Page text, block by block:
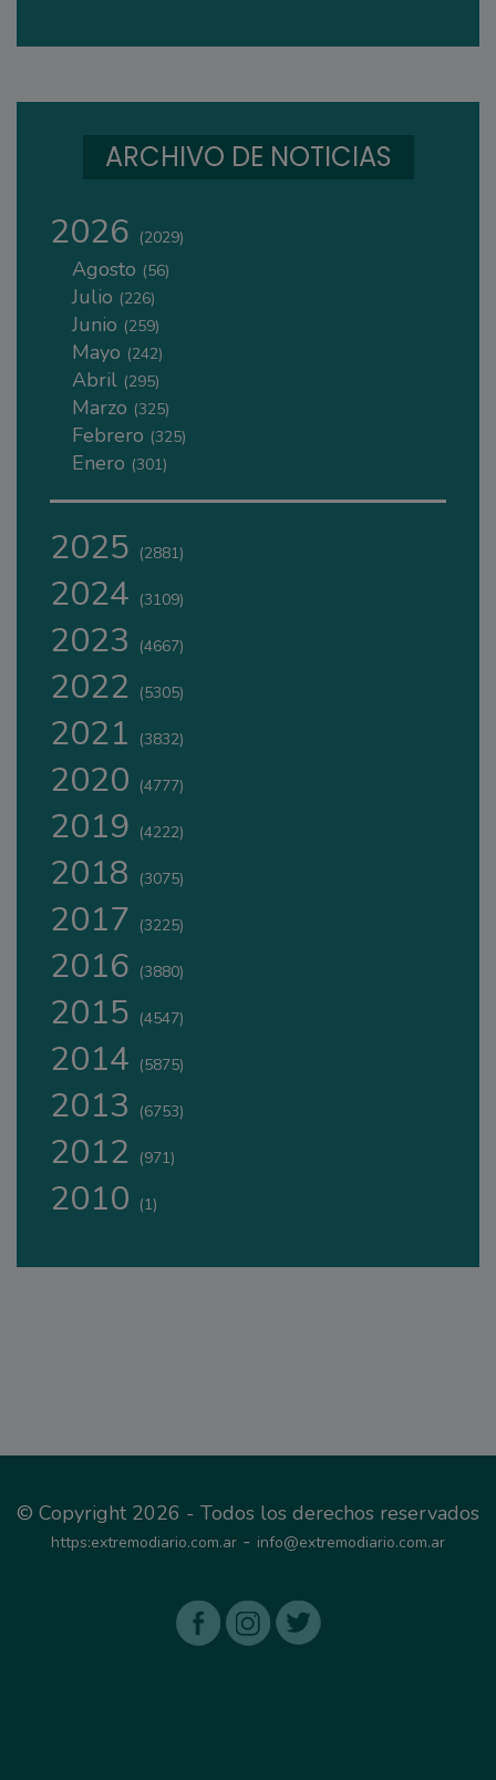
ARCHIVO DE NOTICIAS
2026 (2029)
Agosto (56)
Julio (226)
Junio (259)
Mayo (242)
Abril (295)
Marzo (325)
Febrero (325)
Enero (301)
2025 (2881)
2024 (3109)
2023 (4667)
2022 (5305)
2021 (3832)
2020 (4777)
2019 (4222)
2018 (3075)
2017 (3225)
2016 (3880)
2015 (4547)
2014 (5875)
2013 (6753)
2012 (971)
2010 (1)
© Copyright 2026 - Todos los derechos reservados
https:extremodiario.com.ar - info@extremodiario.com.ar